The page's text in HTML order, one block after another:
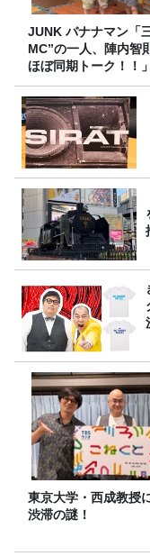
JUNK バナナマン「三大“小
MC”の一人、陣内智
ほぼ同期トーク！！」
東京大学・西成教授
渋滞の謎！